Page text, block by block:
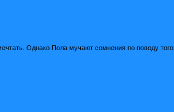
Однако Пола мучают сомнения по поводу того,